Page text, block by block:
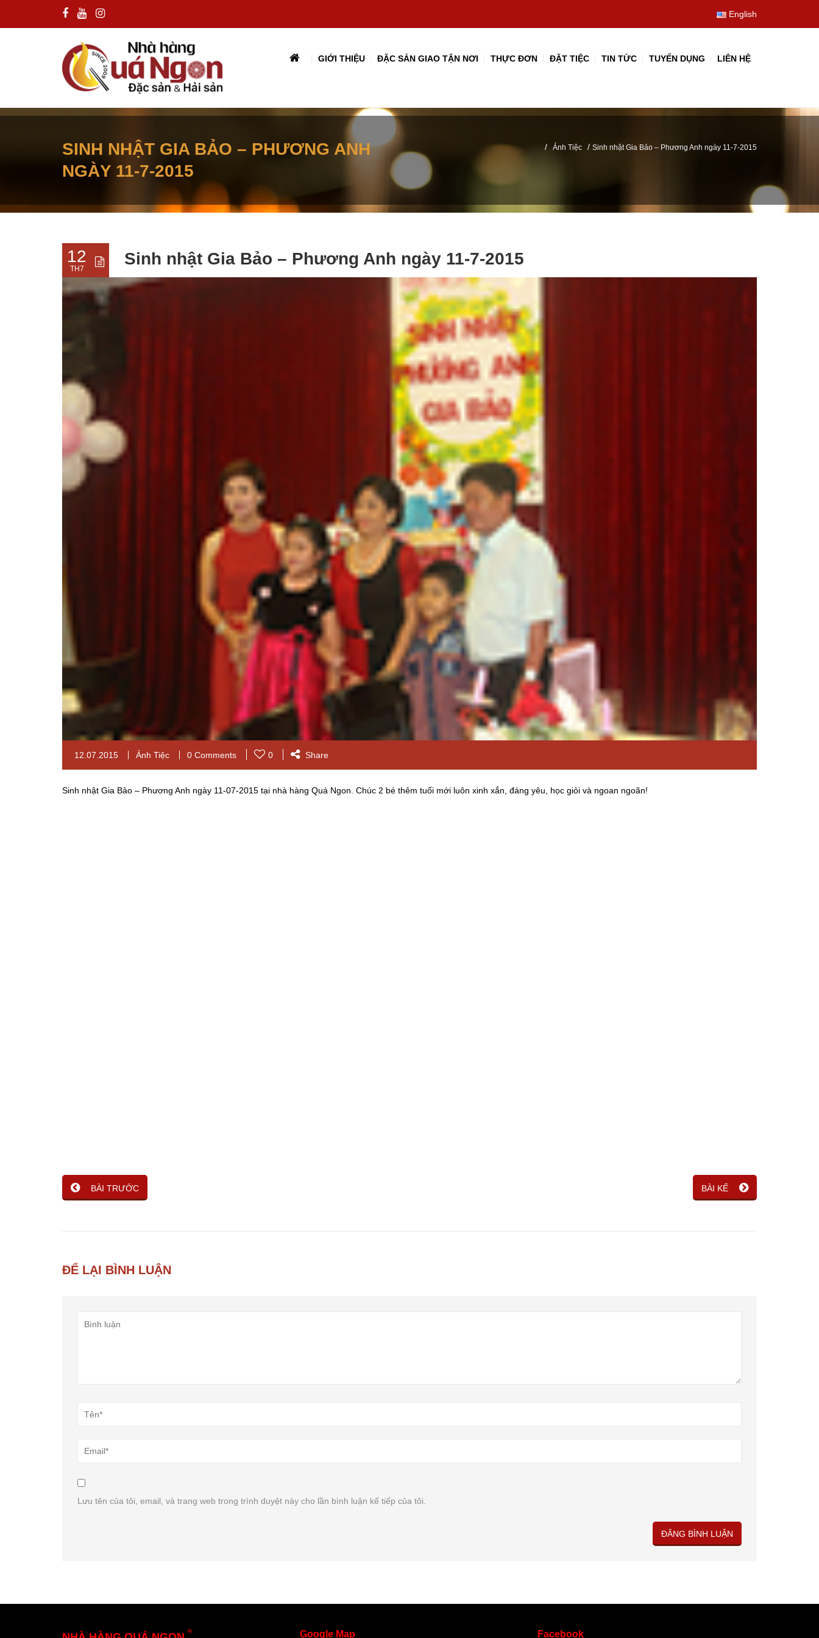
English
GIỚI THIỆU ĐẶC SẢN GIAO TẬN NƠI THỰC ĐƠN ĐẶT TIỆC TIN TỨC TUYỂN DỤNG LIÊN HỆ
SINH NHẬT GIA BẢO – PHƯƠNG ANH
NGÀY 11-7-2015
/ Ảnh Tiệc / Sinh nhật Gia Bảo – Phương Anh ngày 11-7-2015
12
TH7
Sinh nhật Gia Bảo – Phương Anh ngày 11-7-2015
12.07.2015 Ảnh Tiệc 0 Comments 0 Share
Sinh nhật Gia Bảo – Phương Anh ngày 11-07-2015 tại nhà hàng Quá Ngon. Chúc 2 bé thêm tuổi mới luôn xinh xắn, đáng yêu, học giỏi và ngoan ngoãn!
BÀI TRƯỚC BÀI KẾ
ĐỂ LẠI BÌNH LUẬN
Lưu tên của tôi, email, và trang web trong trình duyệt này cho lần bình luận kế tiếp của tôi.
® Google Map Facebook